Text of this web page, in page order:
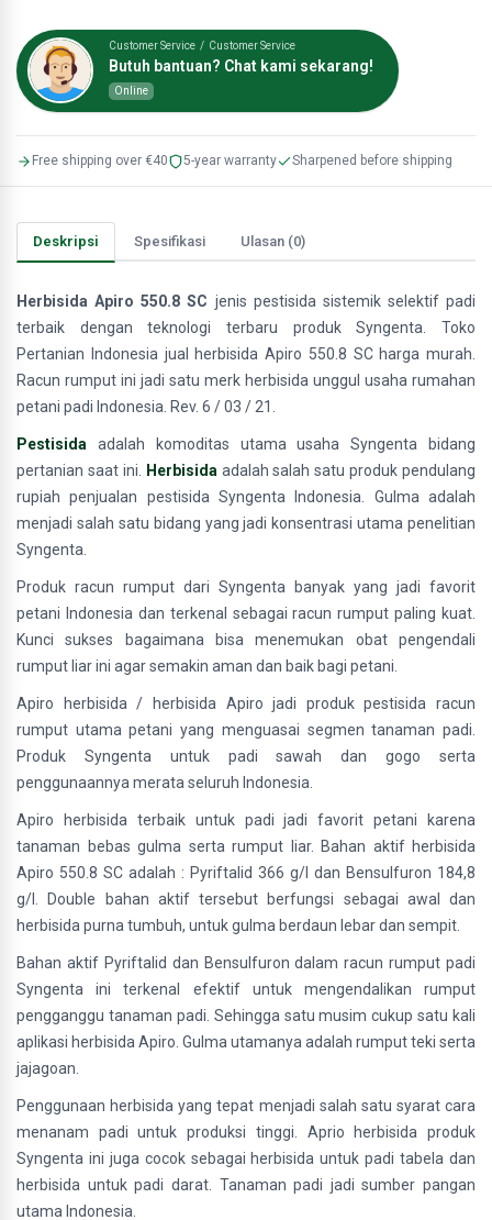
Customer Service / Customer Service
Butuh bantuan? Chat kami sekarang!
Online
Free shipping over €40 5-year warranty Sharpened before shipping
Deskripsi Spesifikasi Ulasan (0)
Herbisida Apiro 550.8 SC jenis pestisida sistemik selektif padi
terbaik dengan teknologi terbaru produk Syngenta. Toko
Pertanian Indonesia jual herbisida Apiro 550.8 SC harga murah.
Racun rumput ini jadi satu merk herbisida unggul usaha rumahan
petani padi Indonesia. Rev. 6 / 03 / 21.
Pestisida adalah komoditas utama usaha Syngenta bidang
pertanian saat ini.
Herbisida adalah salah satu produk pendulang
rupiah penjualan pestisida Syngenta Indonesia. Gulma adalah
menjadi salah satu bidang yang jadi konsentrasi utama penelitian
Syngenta.
Produk racun rumput dari Syngenta banyak yang jadi favorit
petani Indonesia dan terkenal sebagai racun rumput paling kuat.
Kunci sukses bagaimana bisa menemukan obat pengendali
rumput liar ini agar semakin aman dan baik bagi petani.
Apiro herbisida / herbisida Apiro jadi produk pestisida racun
rumput utama petani yang menguasai segmen tanaman padi.
Produk Syngenta untuk padi sawah dan gogo serta
penggunaannya merata seluruh Indonesia.
Apiro herbisida terbaik untuk padi jadi favorit petani karena
tanaman bebas gulma serta rumput liar. Bahan aktif herbisida
Apiro 550.8 SC adalah : Pyriftalid 366 g/l dan Bensulfuron 184,8
g/l. Double bahan aktif tersebut berfungsi sebagai awal dan
herbisida purna tumbuh, untuk gulma berdaun lebar dan sempit.
Bahan aktif Pyriftalid dan Bensulfuron dalam racun rumput padi
Syngenta ini terkenal efektif untuk mengendalikan rumput
pengganggu tanaman padi. Sehingga satu musim cukup satu kali
aplikasi herbisida Apiro. Gulma utamanya adalah rumput teki serta
jajagoan.
Penggunaan herbisida yang tepat menjadi salah satu syarat cara
menanam padi untuk produksi tinggi. Aprio herbisida produk
Syngenta ini juga cocok sebagai herbisida untuk padi tabela dan
herbisida untuk padi darat. Tanaman padi jadi sumber pangan
utama Indonesia.